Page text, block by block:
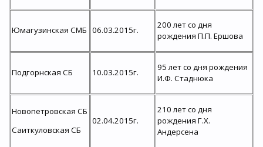
Юмагузинская СМБ 06.03.2015г.
200 лет со дня
рождения П.П. Ершова
Подгорнская СБ 10.03.2015г.
95 лет со дня рождения
И.Ф. Стаднюка
Новопетровская СБ
Саиткуловская СБ
02.04.2015г.
210 лет со дня
рождения Г.Х.
Андерсена